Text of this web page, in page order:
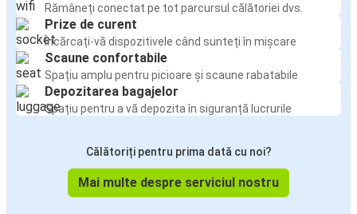
Rămâneți conectat pe tot parcursul călătoriei dvs.
Prize de curent
Încărcați-vă dispozitivele când sunteți în mișcare
Scaune confortabile
Spațiu amplu pentru picioare și scaune rabatabile
Depozitarea bagajelor
Spațiu pentru a vă depozita în siguranță lucrurile
Călătoriți pentru prima dată cu noi?
Mai multe despre serviciul nostru